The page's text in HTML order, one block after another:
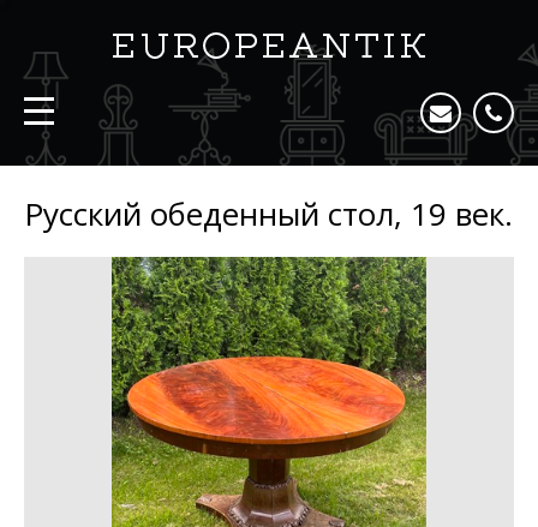
Русский обеденный стол, 19 век.